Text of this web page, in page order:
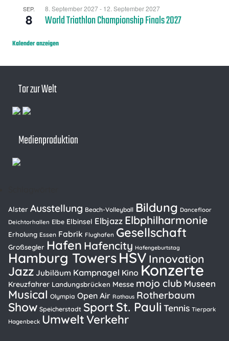
Tor zur Welt
Medienproduktion
SEP.
8
8. September 2027- 12. September 2027
World Triathlon Championship Finals 2027
Kalender anzeigen
Alster Ausstellung Beach-Volleyball Bildung Dancefloor
Deichtorhallen Elbe Elbinsel Elbjazz Elbphilharmonie
Erholung Essen Fabrik Flughafen Gesellschaft
Großsegler Hafen Hafencity Hafengeburtstag
Hamburg TowersHSV Innovation
Jazz Jubiläum Kampnagel Kino Konzerte
Kreuzfahrer Landungsbrücken Messe mojo club Museen
Musical Olympia Open Air Rathaus Rotherbaum
Show Speicherstadt Sport St. Pauli Tennis Tierpark
Hagenbeck UmweltVerkehr